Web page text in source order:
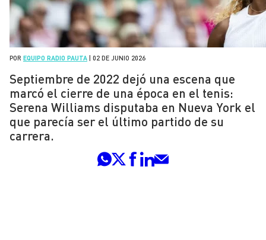
POR EQUIPO RADIO PAUTA 02 DE JUNIO 2026
Septiembre de 2022 dejó una escena que
marcó el cierre de una época en el tenis:
Serena Williams disputaba en Nueva York el
que parecía ser el último partido de su
carrera.